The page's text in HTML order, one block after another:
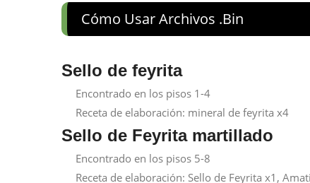
Cómo Usar Archivos .bin
Sello de feyrita
Encontrado en los pisos 1-4
Receta de elaboración: mineral de feyrita x4
Sello de Feyrita martillado
Encontrado en los pisos 5-8
Receta de elaboración: Sello de Feyrita x1,